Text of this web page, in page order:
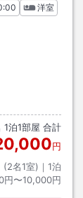
ックアウト洋室
1泊1部屋 合計
円
(2名1室)｜ 1泊
円〜10,000円